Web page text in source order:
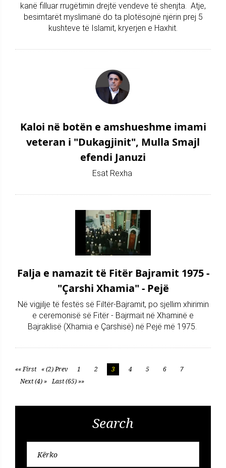
kanë filluar rrugëtimin drejtë vendeve të shenjta. Atje,
besimtarët myslimanë do ta plotësojnë njërin prej 5
kushteve të Islamit, kryerjen e Haxhit.
Kaloi në botën e amshueshme imami
veteran i "Dukagjinit", Mulla Smajl
efendi Januzi
Esat Rexha
Falja e namazit të Fitër Bajramit 1975 -
"Çarshi Xhamia" - Pejë
Në vigjilje të festës së Filtër-Bajramit, po sjellim xhirimin
e ceremonisë së Fitër - Bajrmait në Xhaminë e
Bajraklisë (Xhamia e Çarshisë) në Pejë më 1975.
«« First « (2) Prev 1 2 3 4 5 6
7
Next (4) » Last (65) »»
Search